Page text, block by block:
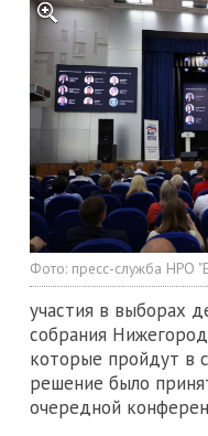
Фото: пресс-служба НРО
участия в выборах
собрания
которые пройдут в
решение было
очередной